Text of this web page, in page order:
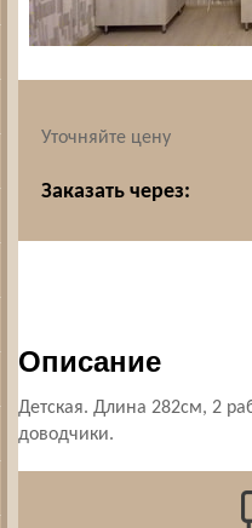
Уточняйте цену
Заказать через:
Описание
Детская. Длина 282см, 2
доводчики.